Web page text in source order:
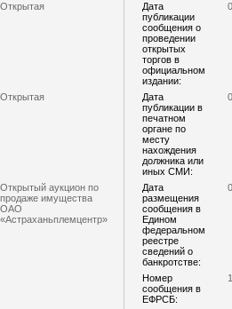
Открытая
Дата
публикации
сообщения о
проведении
открытых
торгов в
официальном
издании:
Открытая
Дата
публикации в
печатном
органе по
месту
нахождения
должника или
иных СМИ:
Открытый аукцион по
продаже имущества
ОАО
«Астраханьплемцентр»
Дата
размещения
сообщения в
Едином
федеральном
реестре
сведений о
банкротстве:
Номер
сообщения в
ЕФРСБ: